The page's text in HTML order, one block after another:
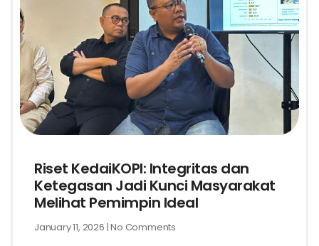
Riset KedaiKOPI: Integritas dan
Ketegasan Jadi Kunci Masyarakat
Melihat Pemimpin Ideal
January 11, 2026 No Comments